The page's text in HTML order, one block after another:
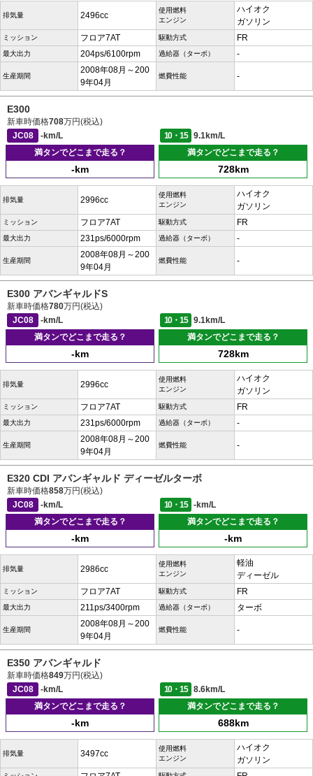
排気量 2496cc
使用燃料
エンジン
ハイオク
ガソリン
ミッション フロア7AT 駆動方式 FR
最大出力 204ps/6100rpm 過給器（ターボ） -
生産期間
2008年08月～200
9年04月
燃費性能 -
E300
新車時価格708万円(税込)
JC08
-km/L 10・15
9.1km/L
満タンでどこまで走る？
-km
満タンでどこまで走る？
728km
排気量 2996cc
使用燃料
エンジン
ハイオク
ガソリン
ミッション フロア7AT 駆動方式 FR
最大出力 231ps/6000rpm 過給器（ターボ） -
生産期間
2008年08月～200
9年04月
燃費性能 -
E300 アバンギャルドS
新車時価格780万円(税込)
JC08
-km/L 10・15
9.1km/L
満タンでどこまで走る？
-km
満タンでどこまで走る？
728km
排気量 2996cc
使用燃料
エンジン
ハイオク
ガソリン
ミッション フロア7AT 駆動方式 FR
最大出力 231ps/6000rpm 過給器（ターボ） -
生産期間
2008年08月～200
9年04月
燃費性能 -
E320 CDI アバンギャルド ディーゼルターボ
新車時価格858万円(税込)
JC08
-km/L 10・15
-km/L
満タンでどこまで走る？
-km
満タンでどこまで走る？
-km
排気量 2986cc
使用燃料
エンジン
軽油
ディーゼル
ミッション フロア7AT 駆動方式 FR
最大出力 211ps/3400rpm 過給器（ターボ） ターボ
生産期間
2008年08月～200
9年04月
燃費性能 -
E350 アバンギャルド
新車時価格849万円(税込)
JC08
-km/L 10・15
8.6km/L
満タンでどこまで走る？
-km
満タンでどこまで走る？
688km
排気量 3497cc
使用燃料
エンジン
ハイオク
ガソリン